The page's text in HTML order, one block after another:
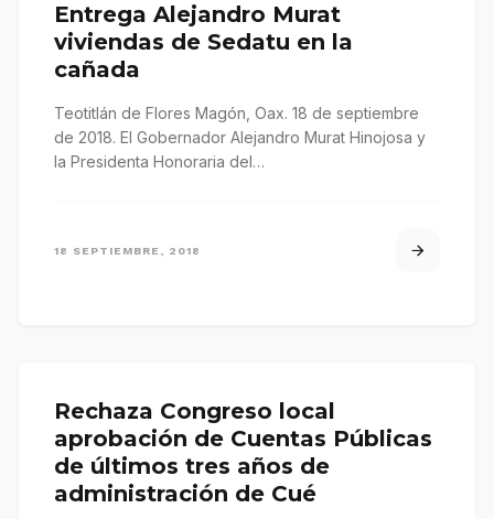
Entrega Alejandro Murat
viviendas de Sedatu en la
cañada
Teotitlán de Flores Magón, Oax. 18 de septiembre
de 2018. El Gobernador Alejandro Murat Hinojosa y
la Presidenta Honoraria del…
18 SEPTIEMBRE, 2018
Rechaza Congreso local
aprobación de Cuentas Públicas
de últimos tres años de
administración de Cué